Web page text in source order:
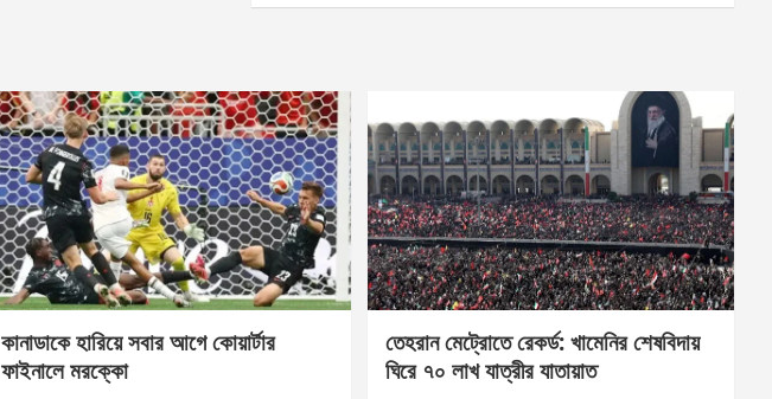
কানাডাকে হারিয়ে সবার আগে কোয়ার্টার
ফাইনালে মরক্কো
তেহরান মেট্রোতে রেকর্ড: খামেনির শেষবিদায়
ঘিরে ৭০ লাখ যাত্রীর যাতায়াত